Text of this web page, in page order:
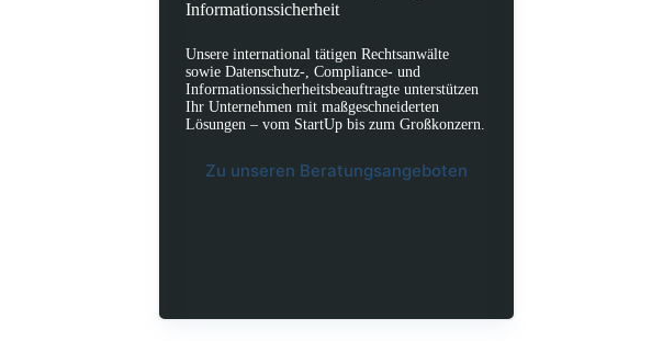
Informationssicherheit
Unsere international tätigen Rechtsanwälte
sowie Datenschutz-, Compliance- und
Informationssicherheitsbeauftragte unterstützen
Ihr Unternehmen mit maßgeschneiderten
Lösungen – vom StartUp bis zum Großkonzern.
Zu unseren Beratungsangeboten